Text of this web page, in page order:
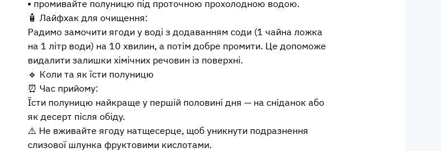
▪️ промивайте полуницю під проточною прохолодною водою.
🧴 Лайфхак для очищення:
Радимо замочити ягоди у воді з додаванням соди (1 чайна ложка
на 1 літр води) на 10 хвилин, а потім добре промити. Це допоможе
видалити залишки хімічних речовин із поверхні.
🔹 Коли та як їсти полуницю
⏰ Час прийому:
Їсти полуницю найкраще у першій половині дня — на сніданок або
як десерт після обіду.
⚠️ Не вживайте ягоду натщесерце, щоб уникнути подразнення
слизової шлунка фруктовими кислотами.